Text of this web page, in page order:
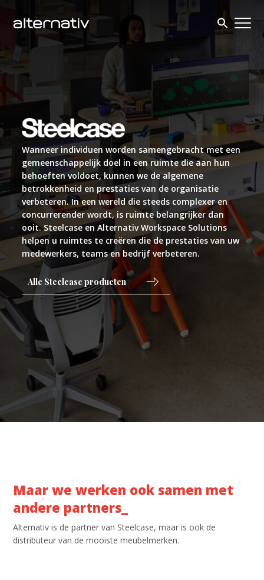
Wanneer individuen worden samengebracht met een
gemeenschappelijk doel in een ruimte die aan hun
behoeften voldoet, kunnen we de algemene
betrokkenheid en prestaties van de organisatie
verbeteren. In een wereld die steeds complexer en
concurrerender wordt, is ruimte belangrijker dan
ooit. Steelcase en Alternativ Workspace Solutions
helpen u ruimtes te creëren die de prestaties van uw
medewerkers, teams en bedrijf verbeteren.
Alle Steelcase producten
Maar we werken ook samen met
andere partners_
Alternativ is de partner van Steelcase, maar is ook de
distributeur van de mooiste meubelmerken.